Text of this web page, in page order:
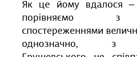
Як це йому вдалося ‒
порівняємо з
спостереженнями
однозначно, з